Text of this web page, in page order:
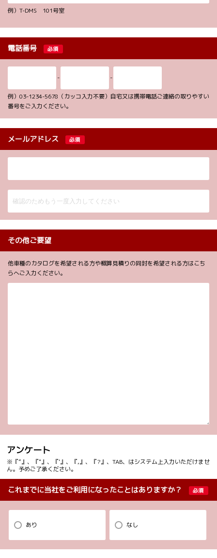
例）T-DMS 101号室
電話番号 必須
- -
例）03-1234-5678（カッコ入力不要）自宅又は携帯電話ご連絡の取りやすい
番号をご入力ください。
メールアドレス 必須
その他ご要望
他車種のカタログを希望される方や概算見積りの同封を希望される方はこち
らへご入力ください。
アンケート
※『”』、『"』、『'』、『,』、『?』、TAB、はシステム上入力いただけませ
ん。予めご了承ください。
これまでに当社をご利用になったことはありますか？ 必須
あり なし